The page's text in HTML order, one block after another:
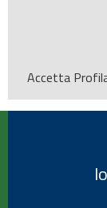
Accetta